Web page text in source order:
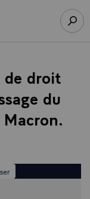
Élysée
droit
du